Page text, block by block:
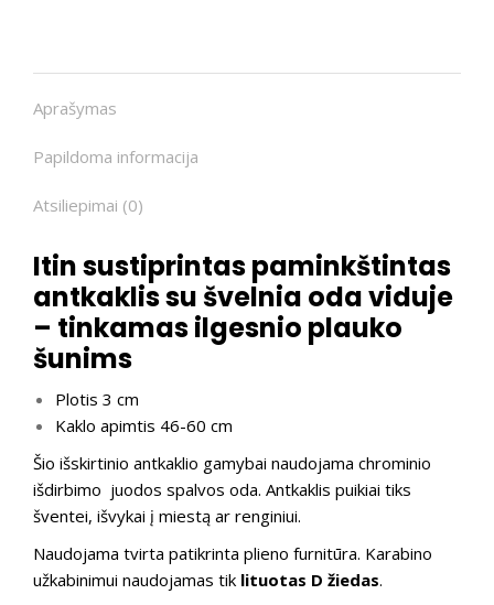
Aprašymas
Papildoma informacija
Atsiliepimai (0)
Itin sustiprintas paminkštintas
antkaklis su švelnia oda viduje
– tinkamas ilgesnio plauko
šunims
Plotis 3 cm
Kaklo apimtis 46-60 cm
Šio išskirtinio antkaklio gamybai naudojama chrominio
išdirbimo juodos spalvos oda. Antkaklis puikiai tiks
šventei, išvykai į miestą ar renginiui.
Naudojama tvirta patikrinta plieno furnitūra. Karabino
užkabinimui naudojamas tik lituotas D žiedas.